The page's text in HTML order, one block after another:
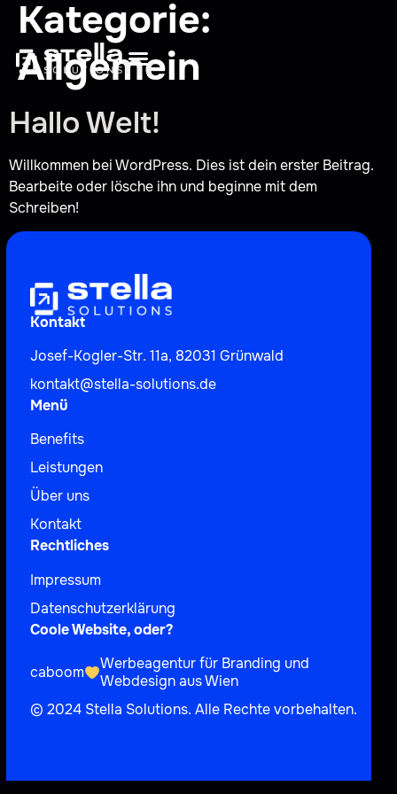
Kategorie:
Allgemein
Hallo Welt!
Willkommen bei WordPress. Dies ist dein erster Beitrag.
Bearbeite oder lösche ihn und beginne mit dem
Schreiben!
Kontakt
Josef-Kogler-Str. 11a, 82031 Grünwald
kontakt@stella-solutions.de
Menü
Benefits
Leistungen
Über uns
Kontakt
Rechtliches
Impressum
Datenschutzerklärung
Coole Website, oder?
caboom
Werbeagentur für Branding und
Webdesign aus Wien
© 2024 Stella Solutions. Alle Rechte vorbehalten.